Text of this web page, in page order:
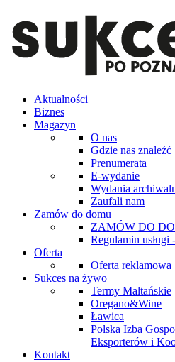
Aktualności
Biznes
Magazyn
O nas
Gdzie nas znaleźć
Prenumerata
E-wydanie
Wydania
Zaufali nam
Zamów do domu
ZAMÓW DO
Regulamin
Oferta
Oferta reklamowa
Sukces na żywo
Termy Maltańskie
Oregano&Wine
Ławica
Polska Izba
Eksporterów i
Kontakt